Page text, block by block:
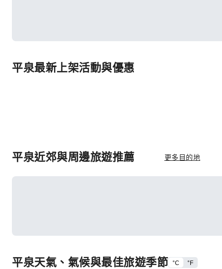
平泉最新上架活動與優惠
平泉近郊與周邊旅遊推薦 更多目的地
平泉天氣、氣候與最佳旅遊季節 °C °F